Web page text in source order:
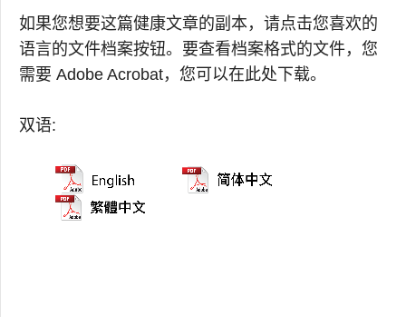
如果您想要这篇健康文章的副本，请点击您喜欢的
语言的文件档案按钮。要查看档案格式的文件，您
需要 Adobe Acrobat，您可以在此处下载。
双语: